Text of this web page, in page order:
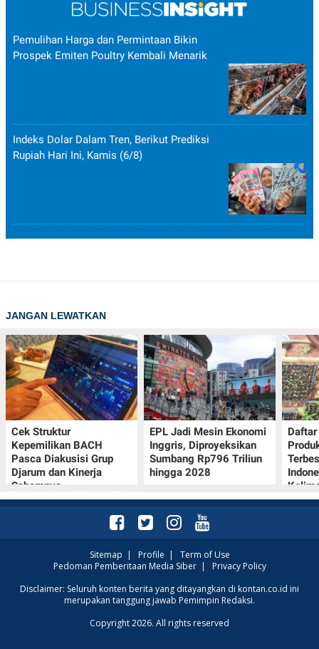
Pemulihan Harga dan Permintaan Bikin
Prospek Emiten Poultry Kembali Menarik
Indeks Dolar Dalam Tren, Berikut Prediksi
Rupiah Hari Ini, Kamis (6/8)
JANGAN LEWATKAN
Cek Struktur
Kepemilikan BACH
Pasca Diakusisi Grup
Djarum dan Kinerja
Sahamnya
EPL Jadi Mesin Ekonomi
Inggris, Diproyeksikan
Sumbang Rp796 Triliun
hingga 2028
Simak Prakiraan Cuaca
Jawa Barat Kamis (6/8):
Sitemap | Profile | Term of Use
Pedoman Pemberitaan Media Siber| Privacy Policy
Disclaimer: Seluruh konten berita yang ditayangkan di kontan.co.id ini
merupakan tanggung jawab Pemimpin Redaksi.
Copyright 2026. All rights reserved